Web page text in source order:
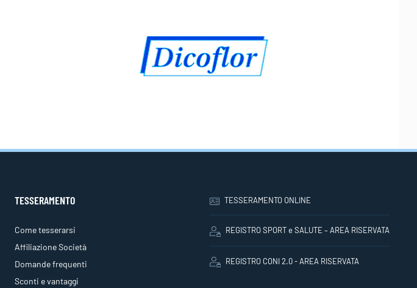
TESSERAMENTO
Come tesserarsi
Affiliazione Società
Domande frequenti
Sconti e vantaggi
TESSERAMENTO ONLINE
REGISTRO SPORT e SALUTE – AREA RISERVATA
REGISTRO CONI 2.0 - AREA RISERVATA